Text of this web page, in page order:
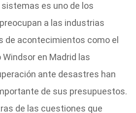
es uno de los
a las industrias
de acontecimientos como el
en Madrid las
ante desastres han
de sus presupuestos.
de las cuestiones que